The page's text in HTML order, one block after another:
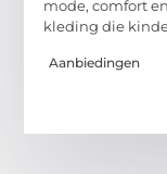
mode, comfort
kleding die
Aanbiedingen